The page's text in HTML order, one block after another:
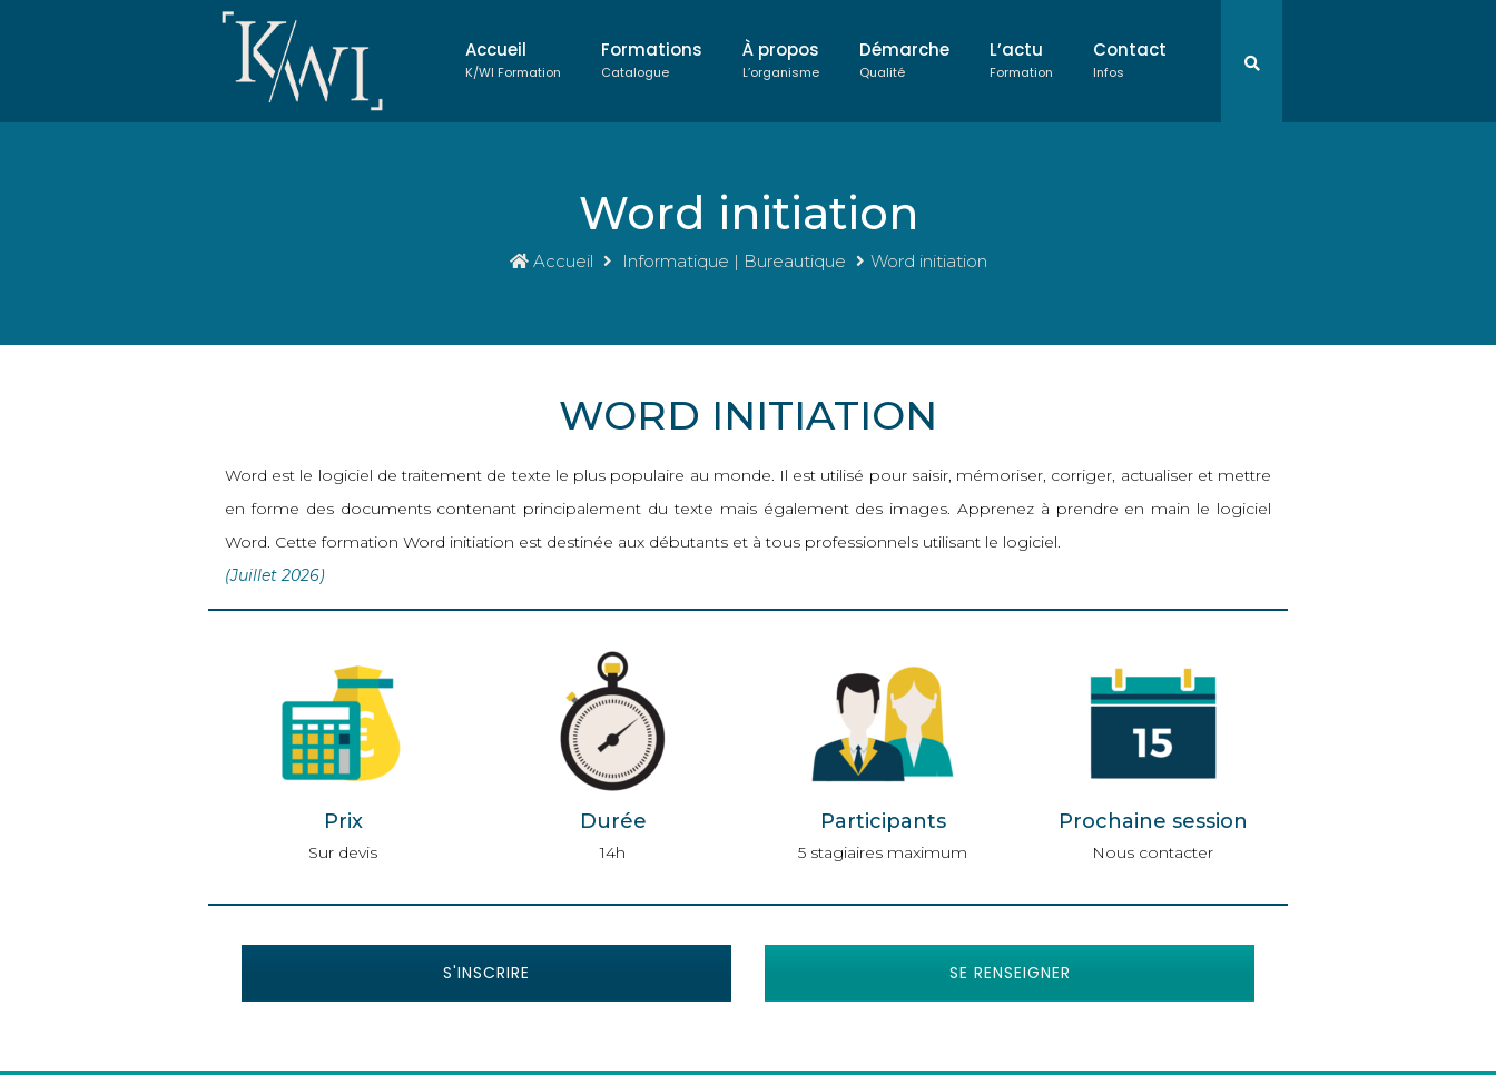
Accueil
K/WI Formation
Formations
Catalogue
À propos
L’organisme
Démarche
Qualité
L’actu
Formation
Contact
Infos
Word initiation
Accueil Informatique | Bureautique Word initiation
WORD INITIATION
Word est le logiciel de traitement de texte le plus populaire au monde. Il est utilisé pour saisir, mémoriser, corriger, actualiser et mettre
en forme des documents contenant principalement du texte mais également des images. Apprenez à prendre en main le logiciel
Word. Cette formation Word initiation est destinée aux débutants et à tous professionnels utilisant le logiciel.
(Juillet 2026)
Prix
Sur devis
Durée
14h
Participants
5 stagiaires maximum
Prochaine session
Nous contacter
S'INSCRIRE SE RENSEIGNER